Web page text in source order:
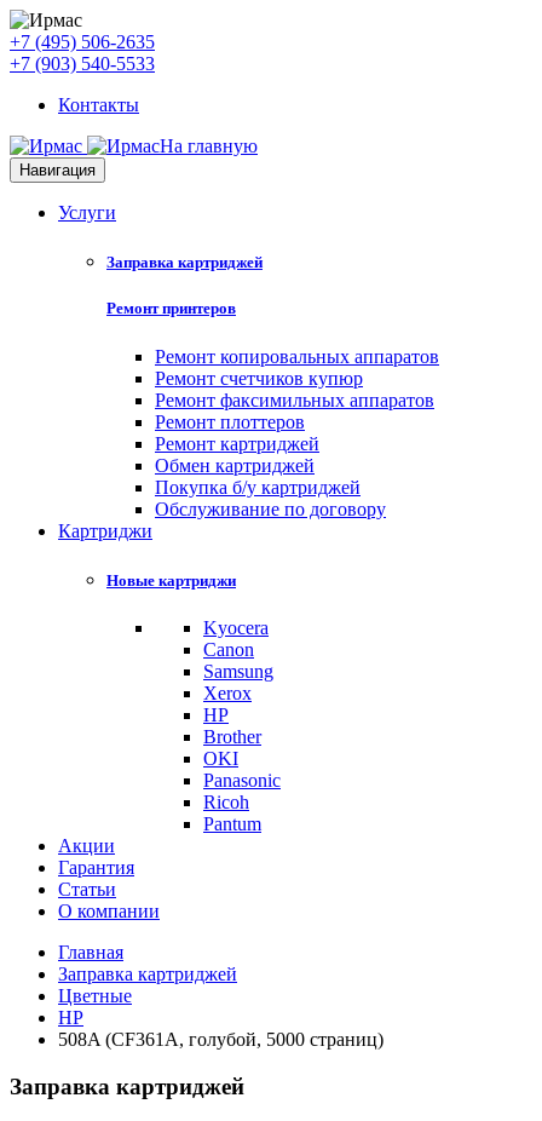
+7 (495) 506-2635
+7 (903) 540-5533
Контакты
На главную
Навигация
Услуги
Заправка картриджей
Ремонт принтеров
Ремонт копировальных аппаратов
Ремонт счетчиков купюр
Ремонт факсимильных аппаратов
Ремонт плоттеров
Ремонт картриджей
Обмен картриджей
Покупка б/у картриджей
Обслуживание по договору
Картриджи
Новые картриджи
Kyocera
Canon
Samsung
Xerox
HP
Brother
OKI
Panasonic
Ricoh
Pantum
Акции
Гарантия
Статьи
О компании
Главная
Заправка картриджей
Цветные
HP
508A (CF361A, голубой, 5000 страниц)
Заправка картриджей